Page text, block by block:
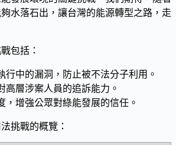
水落石出，讓台灣的能源轉型之路，走
包括：
行中的漏洞，防止被不法分子利用。
高層涉案人員的追訴能力。
，增強公眾對綠能發展的信任。
挑戰的概覽：